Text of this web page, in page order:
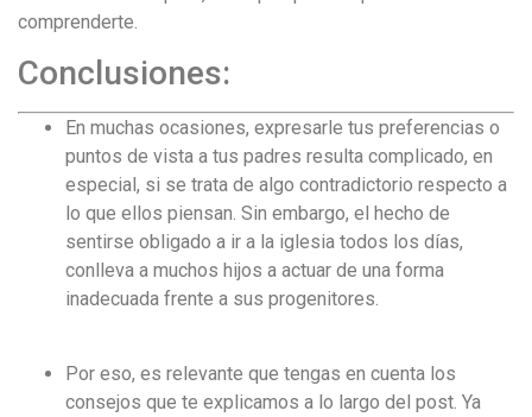
comprenderte.
Conclusiones:
En muchas ocasiones, expresarle tus preferencias o
puntos de vista a tus padres resulta complicado, en
especial, si se trata de algo contradictorio respecto a
lo que ellos piensan. Sin embargo, el hecho de
sentirse obligado a ir a la iglesia todos los días,
conlleva a muchos hijos a actuar de una forma
inadecuada frente a sus progenitores.
Por eso, es relevante que tengas en cuenta los
consejos que te explicamos a lo largo del post. Ya